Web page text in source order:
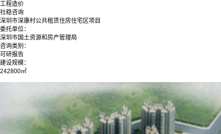
工程造价
社稳咨询
深圳市深康村公共租赁住房住宅区项目
委托单位：
深圳市国土资源和房产管理局
咨询类别：
可研报告
建设规模：
242800㎡